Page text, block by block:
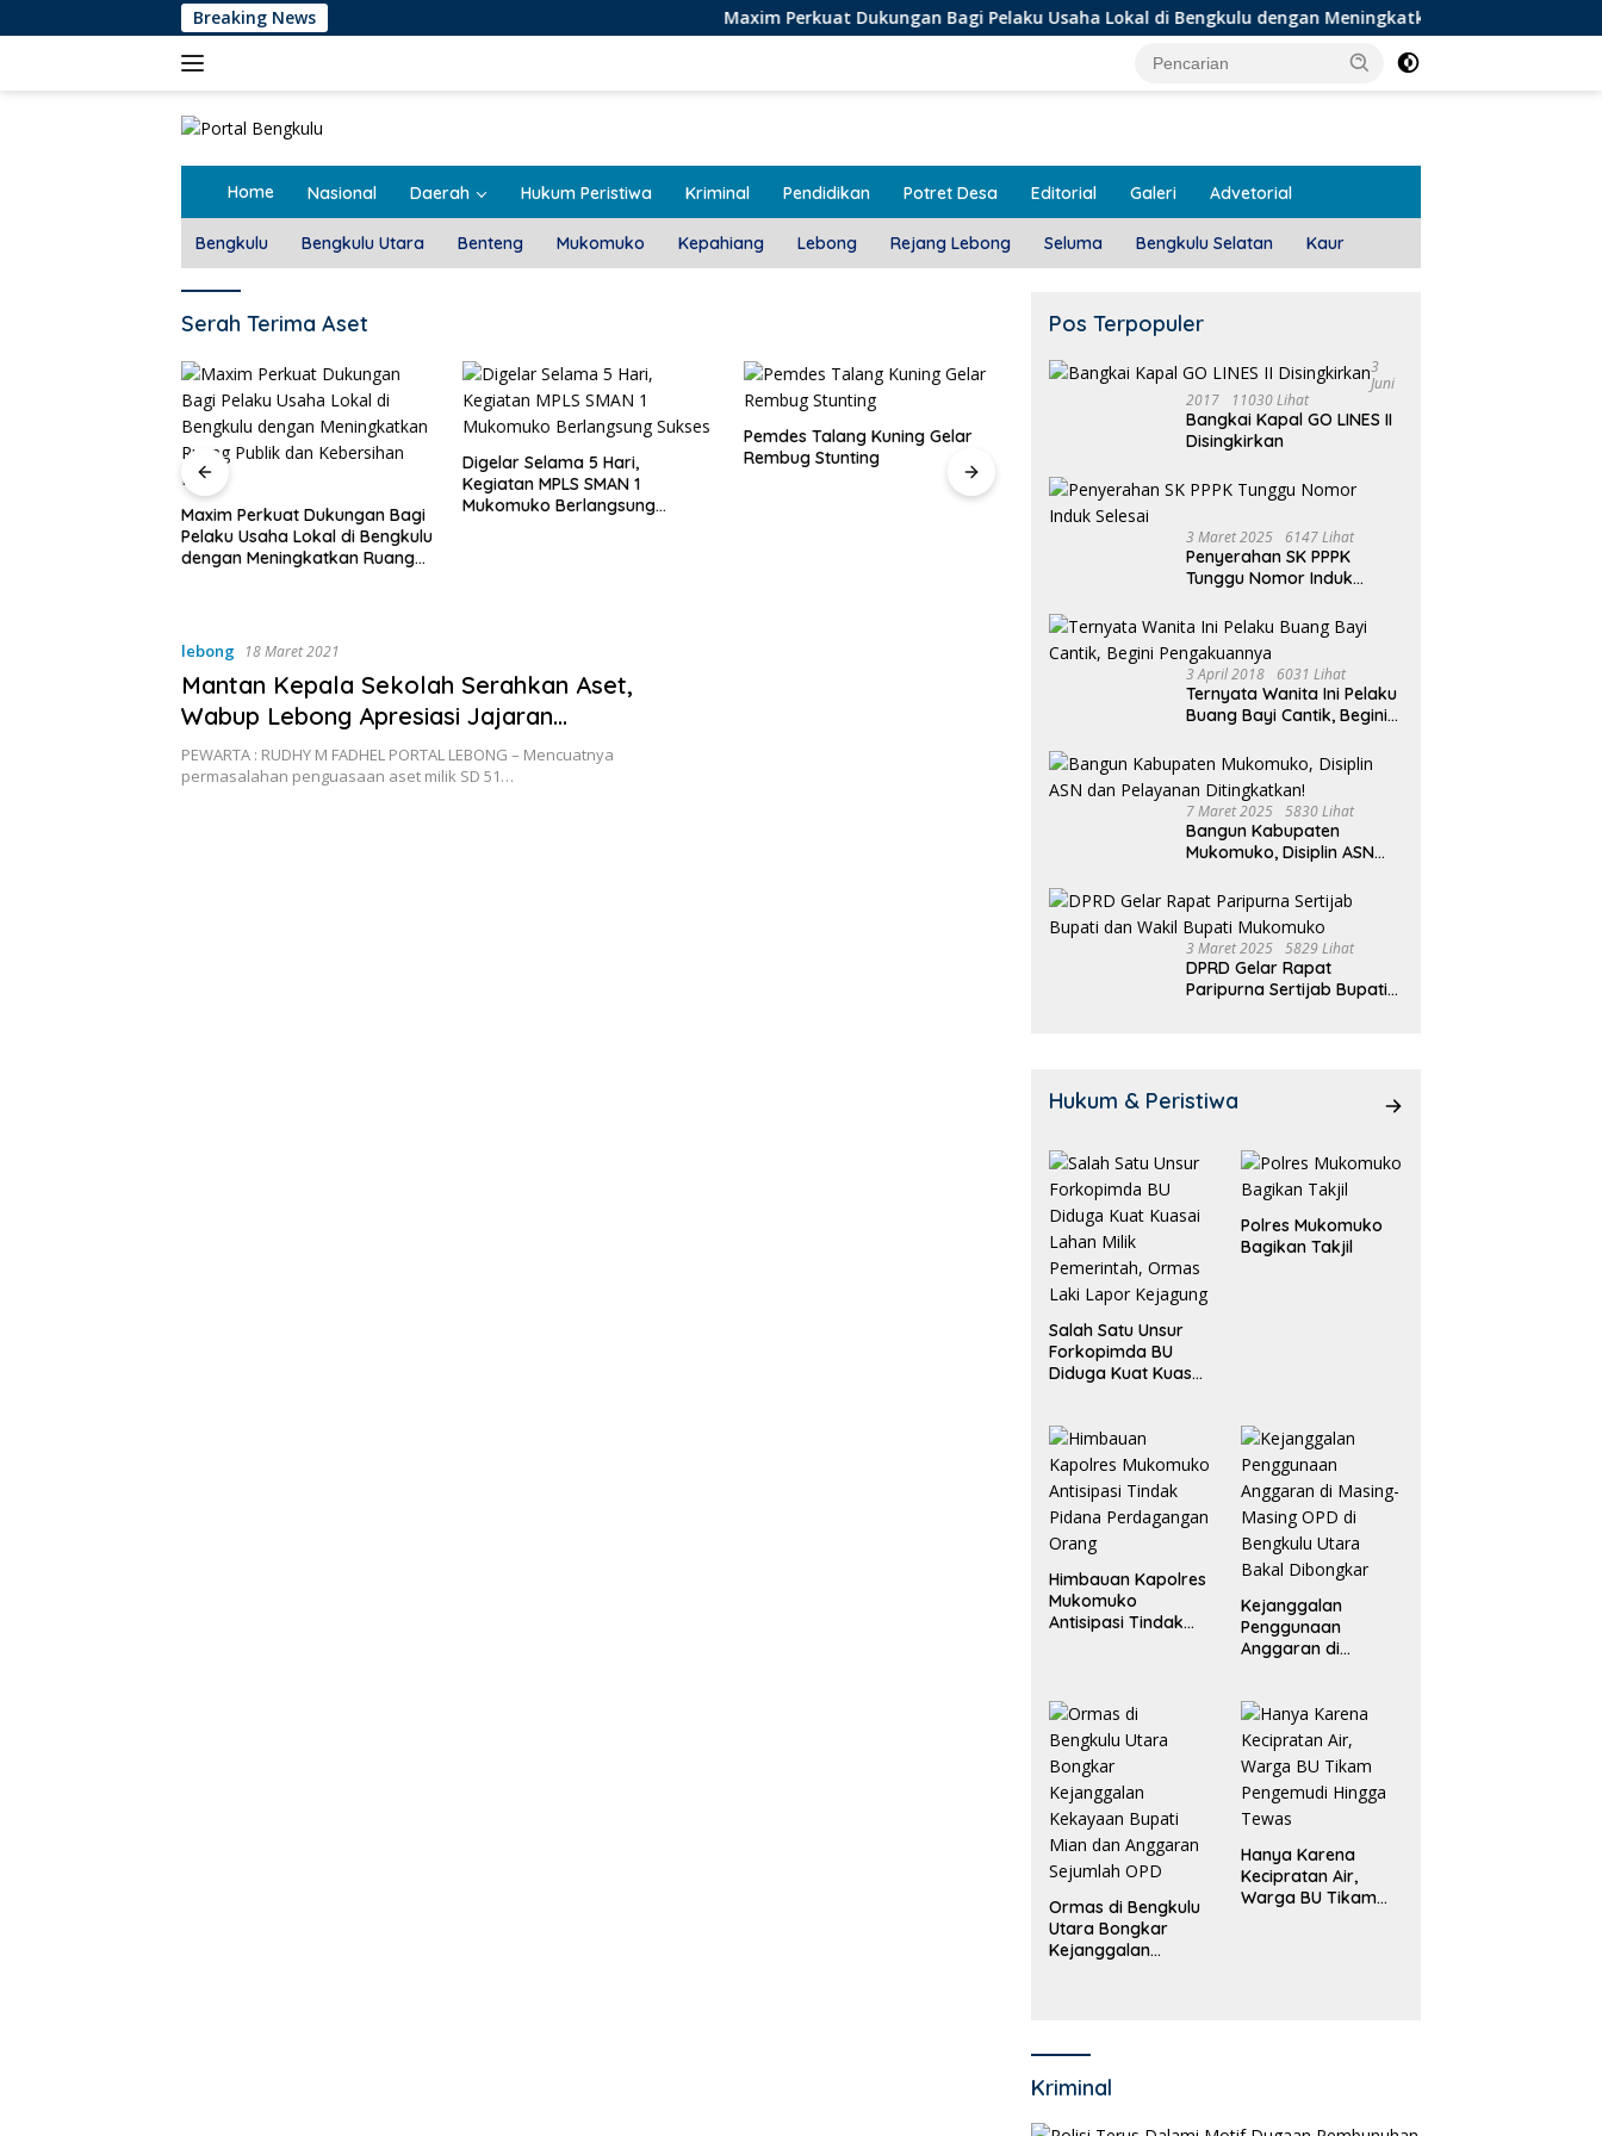
ke
Breaking News Maxim Perkuat Dukungan Bagi Pelaku Usaha Lokal di Bengkulu dengan Meningkatkan Ruang Publik dan Kebersihan
Home Nasional Daerah Hukum Peristiwa Kriminal Pendidikan Potret Desa Editorial Galeri Advetorial
Bengkulu Bengkulu Utara Benteng Mukomuko Kepahiang Lebong Rejang Lebong Seluma Bengkulu Selatan Kaur
Serah Terima Aset
Digelar Selama 5 Hari,
Kegiatan MPLS SMAN 1
Mukomuko Berlangsung
Sukses
Pemdes Talang Kuning Gelar
Rembug Stunting
Class Meeting, Guru dan OSIS
SMAN I Mukomuko Saling
Beradu Kemampuan!
Salurkan BLT-DD Door To
lebong 18 Maret 2021
Mantan Kepala Sekolah Serahkan Aset,
Wabup Lebong Apresiasi Jajaran
Disdikbud
PEWARTA : RUDHY M FADHEL PORTAL LEBONG – Mencuatnya
permasalahan penguasaan aset milik SD 51…
Pos Terpopuler
3
Juni
2017
11030 Lihat
Bangkai Kapal GO LINES II
Disingkirkan
3 Maret 2025 6147 Lihat
Penyerahan SK PPPK
Tunggu Nomor Induk
3 April 2018 6031 Lihat
Ternyata Wanita Ini Pelaku
Buang Bayi Cantik, Begini
7 Maret 2025 5830 Lihat
Bangun Kabupaten
Mukomuko, Disiplin ASN
Ditingkatkan!
3 Maret 2025 5829 Lihat
DPRD Gelar Rapat
Paripurna Sertijab Bupati
Hukum & Peristiwa
Salah Satu Unsur
Forkopimda BU
Diduga Kuat Kuasai
Laki Lapor
Kejagung
Polres Mukomuko
Bagikan Takjil
Himbauan Kapolres
Mukomuko
Antisipasi Tindak
Kejanggalan
Penggunaan
Anggaran di
Bakal Dibongkar
Ormas di Bengkulu
Utara Bongkar
Kejanggalan
Hanya Karena
Kecipratan Air,
Warga BU Tikam
Kriminal